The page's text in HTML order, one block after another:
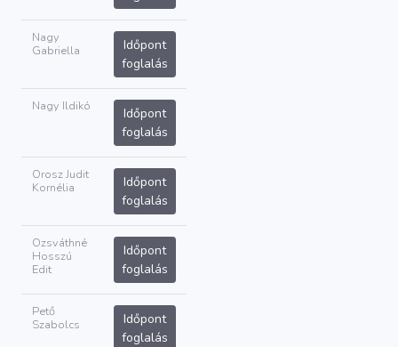
Nagy
Gabriella
Időpont
foglalás
Nagy Ildikó
Időpont
foglalás
Orosz Judit
Kornélia
Időpont
foglalás
Ozsváthné
Hosszú
Edit
Időpont
foglalás
Pető
Szabolcs
Időpont
foglalás